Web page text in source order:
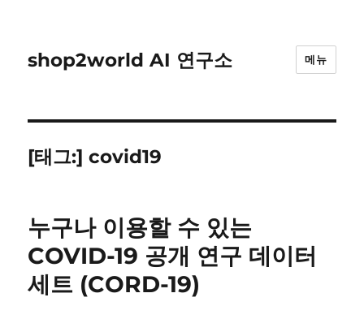
shop2world AI 연구소 메뉴
[태그:]covid19
누구나 이용할 수 있는
COVID-19 공개 연구 데이터
세트 (CORD-19)